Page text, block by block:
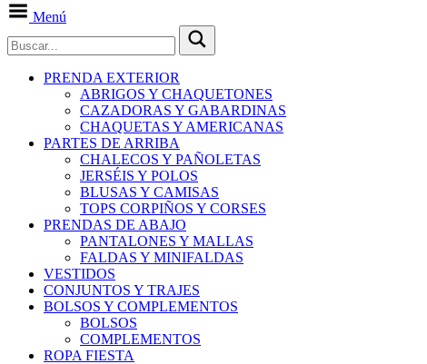
Menú
PRENDA EXTERIOR
ABRIGOS Y CHAQUETONES
CAZADORAS Y GABARDINAS
CHAQUETAS Y AMERICANAS
PARTES DE ARRIBA
CHALECOS Y PAÑOLETAS
JERSÉIS Y POLOS
BLUSAS Y CAMISAS
TOPS CORPIÑOS Y CORSES
PRENDAS DE ABAJO
PANTALONES Y MALLAS
FALDAS Y MINIFALDAS
VESTIDOS
CONJUNTOS Y TRAJES
BOLSOS Y COMPLEMENTOS
BOLSOS
COMPLEMENTOS
ROPA FIESTA